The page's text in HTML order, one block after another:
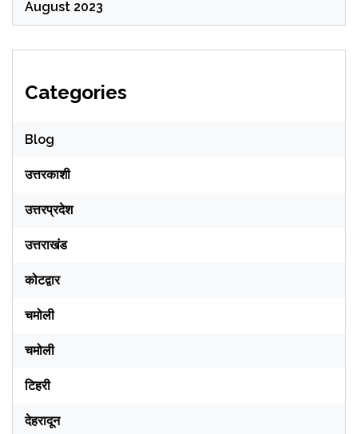
August 2023
Categories
Blog
उत्तरकाशी
उत्तरप्रदेश
उत्तराखंड
कोटद्वार
चमोली
चमोली
टिहरी
देहरादून